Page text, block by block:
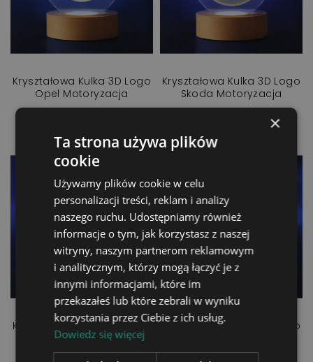
Kryształowa Kulka 3D Logo
Opel Motoryzacja
Kryształowa Kulka 3D Logo
Skoda Motoryzacja
Kryształowa Kulka 3D Logo
Toyota Motoryzacja
79,90 zł
Kryształowa Kulka 3D Logo
79,90 zł
×
Ta strona używa plików
cookie
Używamy plików cookie w celu
personalizacji treści, reklam i analizy
naszego ruchu. Udostępniamy również
informacje o tym, jak korzystasz z naszej
witryny, naszym partnerom reklamowym
i analitycznym, którzy mogą łączyć je z
innymi informacjami, które im
przekazałeś lub które zebrali w wyniku
korzystania przez Ciebie z ich usług.
Dowiedz się więcej